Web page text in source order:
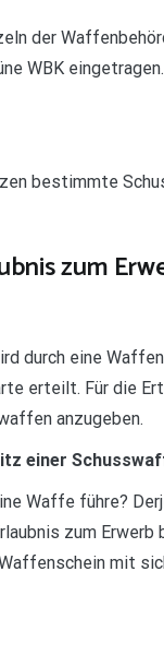
der
WBK
bestimmte
zum
durch eine
erteilt. Für die
anzugeben.
einer
Waffe führe?
zum
mit